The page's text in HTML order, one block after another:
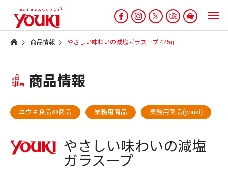
商品情報 やさしい味わいの減塩ガラスープ 425g
商品情報
ユウキ食品の商品 業務用商品 業務用商品(youki)
やさしい味わいの減塩
ガラスープ